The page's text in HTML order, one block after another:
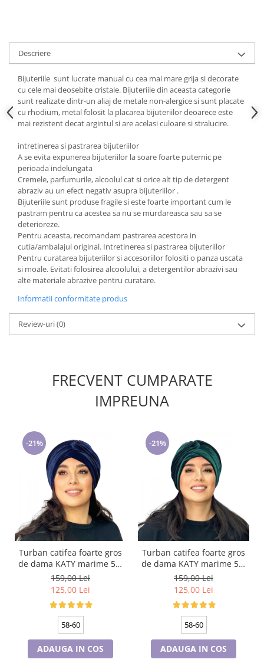
Descriere
Bijuteriile sunt lucrate manual cu cea mai mare grija si decorate
cu cele mai deosebite cristale. Bijuteriile din aceasta categorie
sunt realizate dintr-un aliaj de metale non-alergice si sunt placate
cu rhodium, metal folosit la placarea bijuteriilor deoarece este
mai rezistent decat argintul si are acelasi culoare si stralucire.
intretinerea si pastrarea bijuteriilor
A se evita expunerea bijuteriilor la soare foarte puternic pe
perioada indelungata
Cremele, parfumurile, alcoolul cat si orice alt tip de detergent
abraziv au un efect negativ asupra bijuteriilor .
Bijuteriile sunt produse fragile si este foarte important cum le
pastram pentru ca acestea sa nu se murdareasca sau sa se
deterioreze.
Pentru aceasta, recomandam pastrarea acestora in
cutia/ambalajul original. Intretinerea si pastrarea bijuteriilor
Pentru curatarea bijuteriilor si accesoriilor folositi o panza uscata
si moale. Evitati folosirea alcoolului, a detergentilor abrazivi sau
alte materiale abrazive pentru curatare.
Informatii conformitate produs
Review-uri(0)
FRECVENT CUMPARATE
IMPREUNA
-21%
Turban catifea foarte gros
de dama KATY marime 58-
60, captuseala polar,
culoare bleomarin
159,00 Lei
125,00 Lei
58-60
ADAUGA IN COS
-21%
Turban catifea foarte gros
de dama KATY marime 58-
60, captuseala polar,
culoare verde emerald
159,00 Lei
125,00 Lei
58-60
ADAUGA IN COS